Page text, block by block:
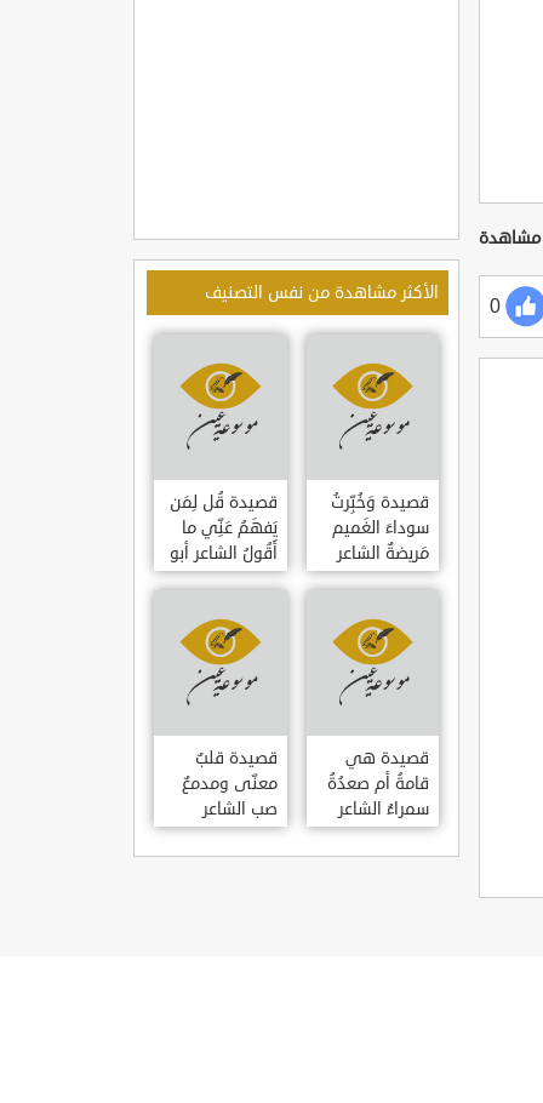
0
الأكثر مشاهدة من نفس التصنيف
قصيدة وَخُبِّرتُ
سوداءَ الغَميم
مَريضةٌ الشاعر
العوام بن عقبة
قصيدة قُل لِمَن
يَفهَمُ عَنِّي ما
أَقُولُ الشاعر أبو
حامد الغزالي
قصيدة هي
قامةُ أم صعدُةُ
سمراءُ الشاعر
سيف الدين
المشد
قصيدة قلبٌ
معنّى ومدمعٌ
صب الشاعر
سيف الدين
المشد